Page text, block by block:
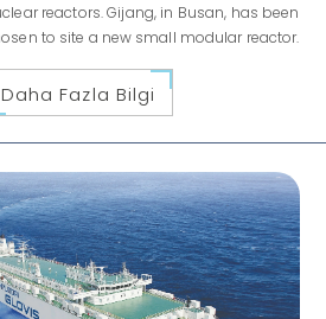
reactors. Gijang, in Busan, has been
to site a new small modular reactor.
Daha Fazla Bilgi